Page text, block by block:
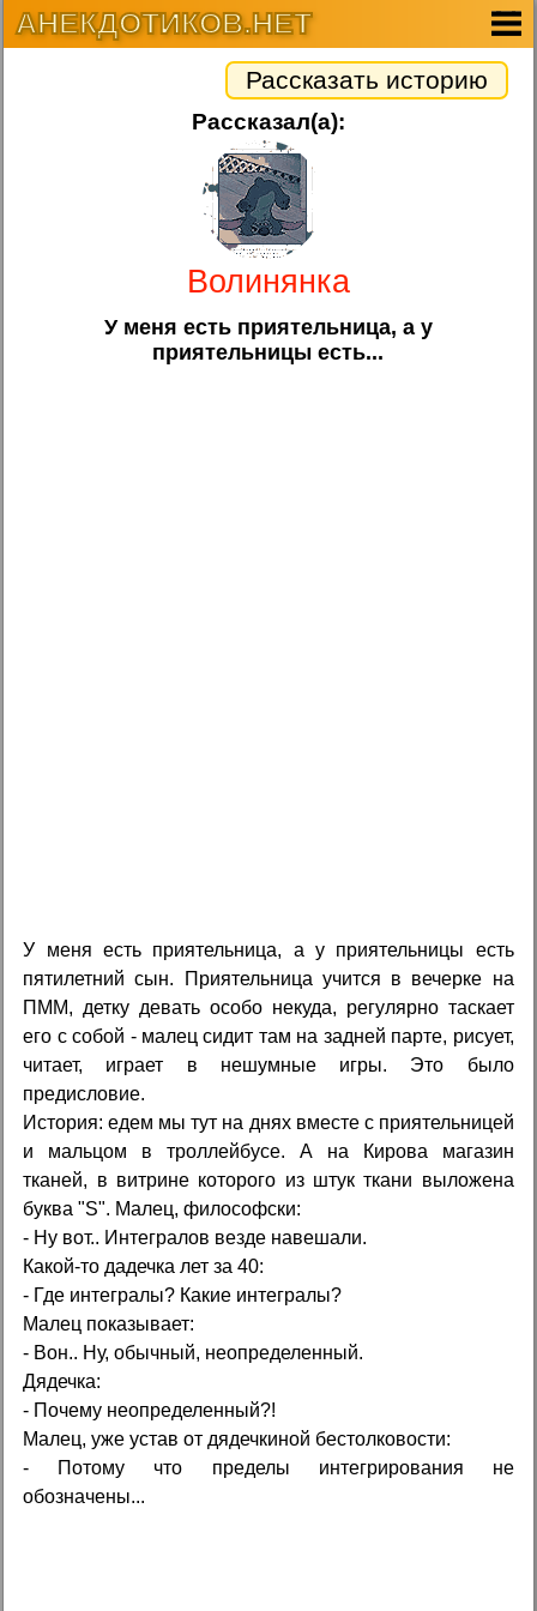
АНЕКДОТИКОВ.НЕТ
Рассказать историю
Рассказал(а):
Волинянка
У меня есть приятельница, а у
приятельницы есть...
У меня есть приятельница, а у приятельницы есть
пятилетний сын. Приятельница учится в вечерке на
ПММ, детку девать особо некуда, регулярно таскает
его с собой - малец сидит там на задней парте, рисует,
читает, играет в нешумные игры. Это было
предисловие.
История: едем мы тут на днях вместе с приятельницей
и мальцом в троллейбусе. А на Кирова магазин
тканей, в витрине которого из штук ткани выложена
буква "S". Малец, философски:
- Ну вот.. Интегралов везде навешали.
Какой-то дадечка лет за 40:
- Где интегралы? Какие интегралы?
Малец показывает:
- Вон.. Ну, обычный, неопределенный.
Дядечка:
- Почему неопределенный?!
Малец, уже устав от дядечкиной бестолковости:
- Потому что пределы интегрирования не
обозначены...